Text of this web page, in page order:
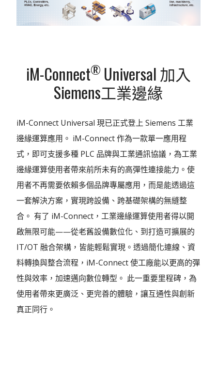
iM-Connect® Universal 加入
Siemens工業邊緣
iM-Connect Universal 現已正式登上 Siemens 工業
邊緣運算應用。 iM-Connect 作為一款單一應用程
式，即可支援多種 PLC 品牌與工業通訊協議，為工業
邊緣運算使用者帶來前所未有的高彈性連接能力。使
用者不再需要依賴多個品牌專屬應用，而是能透過這
一套解決方案，實現跨設備、跨基礎架構的無縫整
合。 有了 iM-Connect，工業邊緣運算使用者得以開
啟無限可能——從老舊設備數位化、到打造可擴展的
IT/OT 融合架構，皆能輕鬆實現。透過簡化連線、資
料轉換與整合流程，iM-Connect 使工廠能以更高的彈
性與效率，加速邁向數位轉型。 此一重要里程碑，為
使用者帶來更廣泛、更完善的體驗，讓互通性與創新
真正同行。